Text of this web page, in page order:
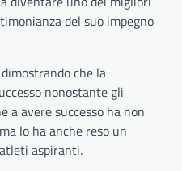
del suo impegno
che la
nonostante gli
a avere successo ha non
lo ha anche reso un
aspiranti.